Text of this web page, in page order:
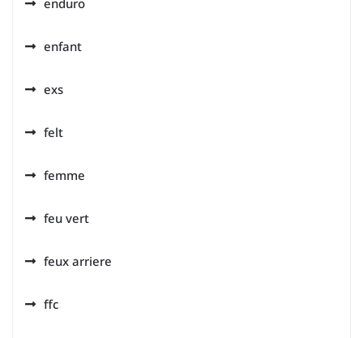
enduro
enfant
exs
felt
femme
feu vert
feux arriere
ffc